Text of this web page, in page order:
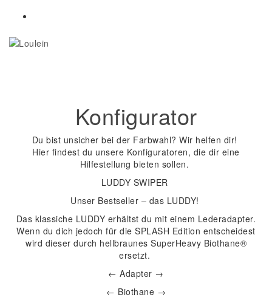
Konfigurator
Du bist unsicher bei der Farbwahl? Wir helfen dir!
Hier findest du unsere Konfiguratoren, die dir eine
Hilfestellung bieten sollen.
LUDDY SWIPER
Unser Bestseller – das LUDDY!
Das klassiche LUDDY erhältst du mit einem Lederadapter.
Wenn du dich jedoch für die SPLASH Edition entscheidest
wird dieser durch hellbraunes SuperHeavy Biothane®
ersetzt.
← Adapter →
← Biothane →